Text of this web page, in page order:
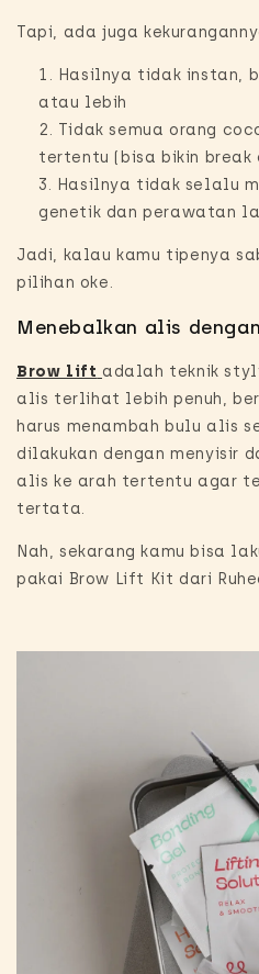
Tapi, ada juga
Hasilnya tidak instan,
atau lebih
Tidak semua orang
tertentu (bisa bikin break
Hasilnya tidak selalu
genetik dan perawatan
Jadi, kalau kamu tipenya
pilihan oke.
Menebalkan alis
Brow lift adalah teknik
alis terlihat lebih penuh,
harus menambah bulu alis
dilakukan dengan menyisir
alis ke arah tertentu agar
tertata.
Nah, sekarang kamu bisa
pakai Brow Lift Kit dari